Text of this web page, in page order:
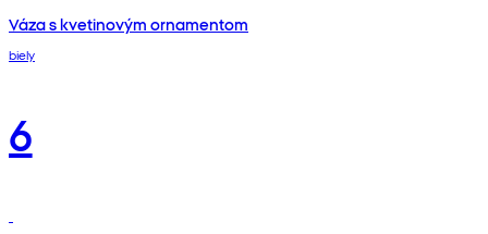
Váza s kvetinovým ornamentom
biely
6